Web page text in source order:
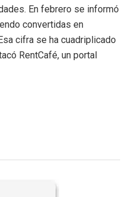
En febrero se informó
convertidas en
cifra se ha cuadriplicado
RentCafé, un portal